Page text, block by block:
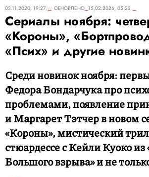
03.11.2020, 19:27
ОБНОВЛЕНО 15.02.2026, 05:23
Сериалы ноября:
«Короны»,
«Псих» и другие
Среди новинок ноября:
Федора Бондарчука про
проблемами, появление
и Маргарет Тэтчер в новом
«Короны», мистический
стюардессе с Кейли Куоко
Большого взрыва» и не